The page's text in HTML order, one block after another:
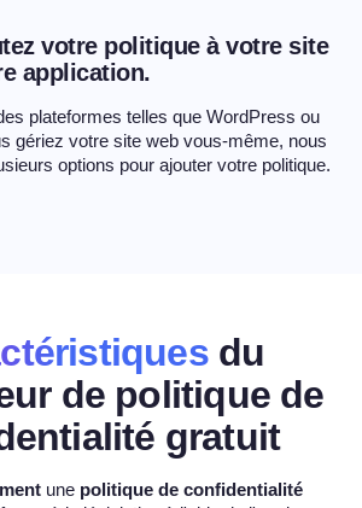
votre politique à votre site
application.
plateformes telles que WordPress ou
gériez votre site web vous-même, nous
options pour ajouter votre politique.
du
de politique de
gratuit
une politique de confidentialité